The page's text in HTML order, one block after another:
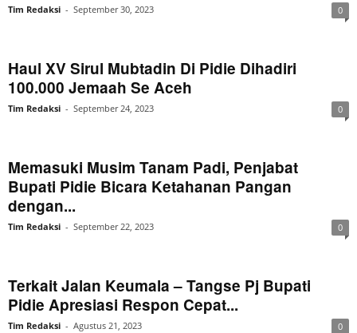
Tim Redaksi - September 30, 2023 0
Haul XV Sirul Mubtadin Di Pidie Dihadiri
100.000 Jemaah Se Aceh
Tim Redaksi - September 24, 2023 0
Memasuki Musim Tanam Padi, Penjabat
Bupati Pidie Bicara Ketahanan Pangan
dengan...
Tim Redaksi - September 22, 2023 0
Terkait Jalan Keumala – Tangse Pj Bupati
Pidie Apresiasi Respon Cepat...
Tim Redaksi - Agustus 21, 2023 0